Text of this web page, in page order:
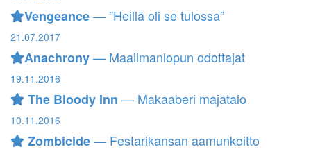
Vengeance— ”Heillä oli se tulossa”
21.07.2017
Anachrony— Maailmanlopun odottajat
19.11.2016
The Bloody Inn — Makaaberi majatalo
10.11.2016
Zombicide— Festarikansan aamunkoitto